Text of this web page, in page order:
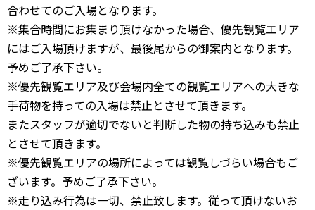
合わせてのご入場となります。
※集合時間にお集まり頂けなかった場合、優先観覧エリア
にはご入場頂けますが、最後尾からの御案内となります。
予めご了承下さい。
※優先観覧エリア及び会場内全ての観覧エリアへの大きな
手荷物を持っての入場は禁止とさせて頂きます。
またスタッフが適切でないと判断した物の持ち込みも禁止
とさせて頂きます。
※優先観覧エリアの場所によっては観覧しづらい場合もご
ざいます。予めご了承下さい。
※走り込み行為は一切、禁止致します。従って頂けないお